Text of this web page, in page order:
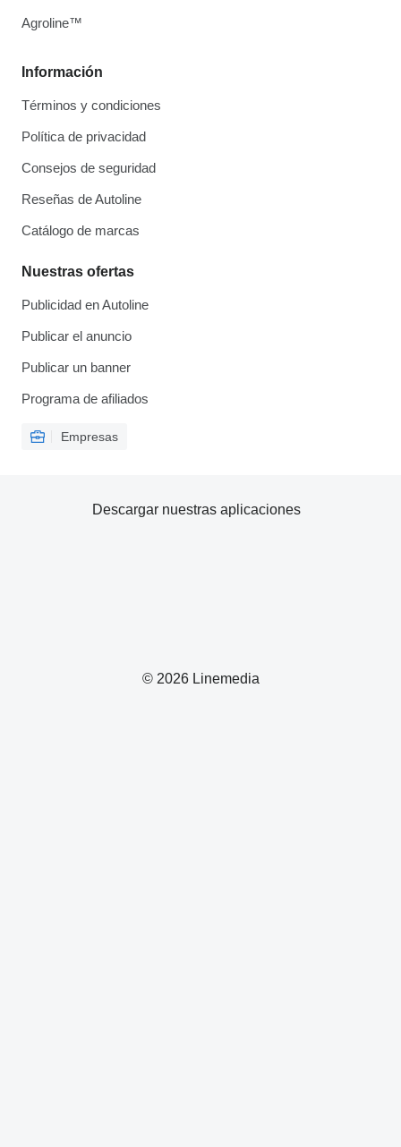
Información
Términos y condiciones
Política de privacidad
Consejos de seguridad
Reseñas de Autoline
Catálogo de marcas
Nuestras ofertas
Publicidad en Autoline
Publicar el anuncio
Publicar un banner
Programa de afiliados
Empresas
Agroline™
© 2026 Linemedia
Descargar nuestras aplicaciones